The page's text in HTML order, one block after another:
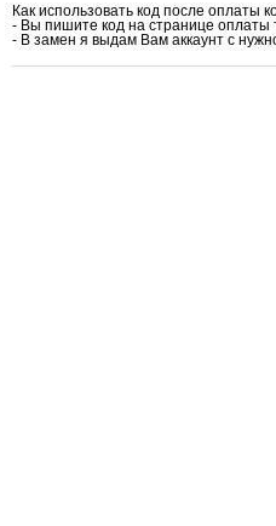
Как использовать код после оплаты
- Вы пишите код на странице оплаты
- В замен я выдам Вам аккаунт с